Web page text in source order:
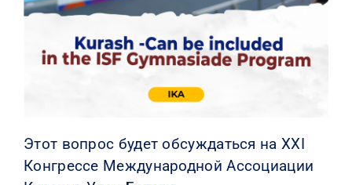
Этот вопрос будет обсуждаться на XXI
Конгрессе Международной Ассоциации